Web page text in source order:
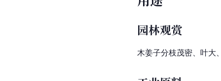
园林观赏
木姜子分枝茂密、叶大